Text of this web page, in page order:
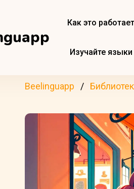
Как это работает
Изучайте языки
Beelinguapp